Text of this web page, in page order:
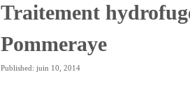
Traitement
Pommeraye
Published: juin 10, 2014